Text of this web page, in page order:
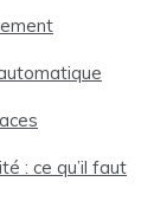
: ce qu’il faut